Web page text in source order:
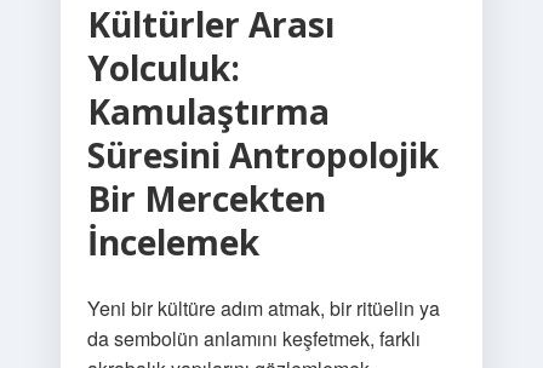
Kültürler Arası
Yolculuk:
Kamulaştırma
Süresini Antropolojik
Bir Mercekten
İncelemek
Yeni bir kültüre adım atmak, bir ritüelin ya
da sembolün anlamını keşfetmek, farklı